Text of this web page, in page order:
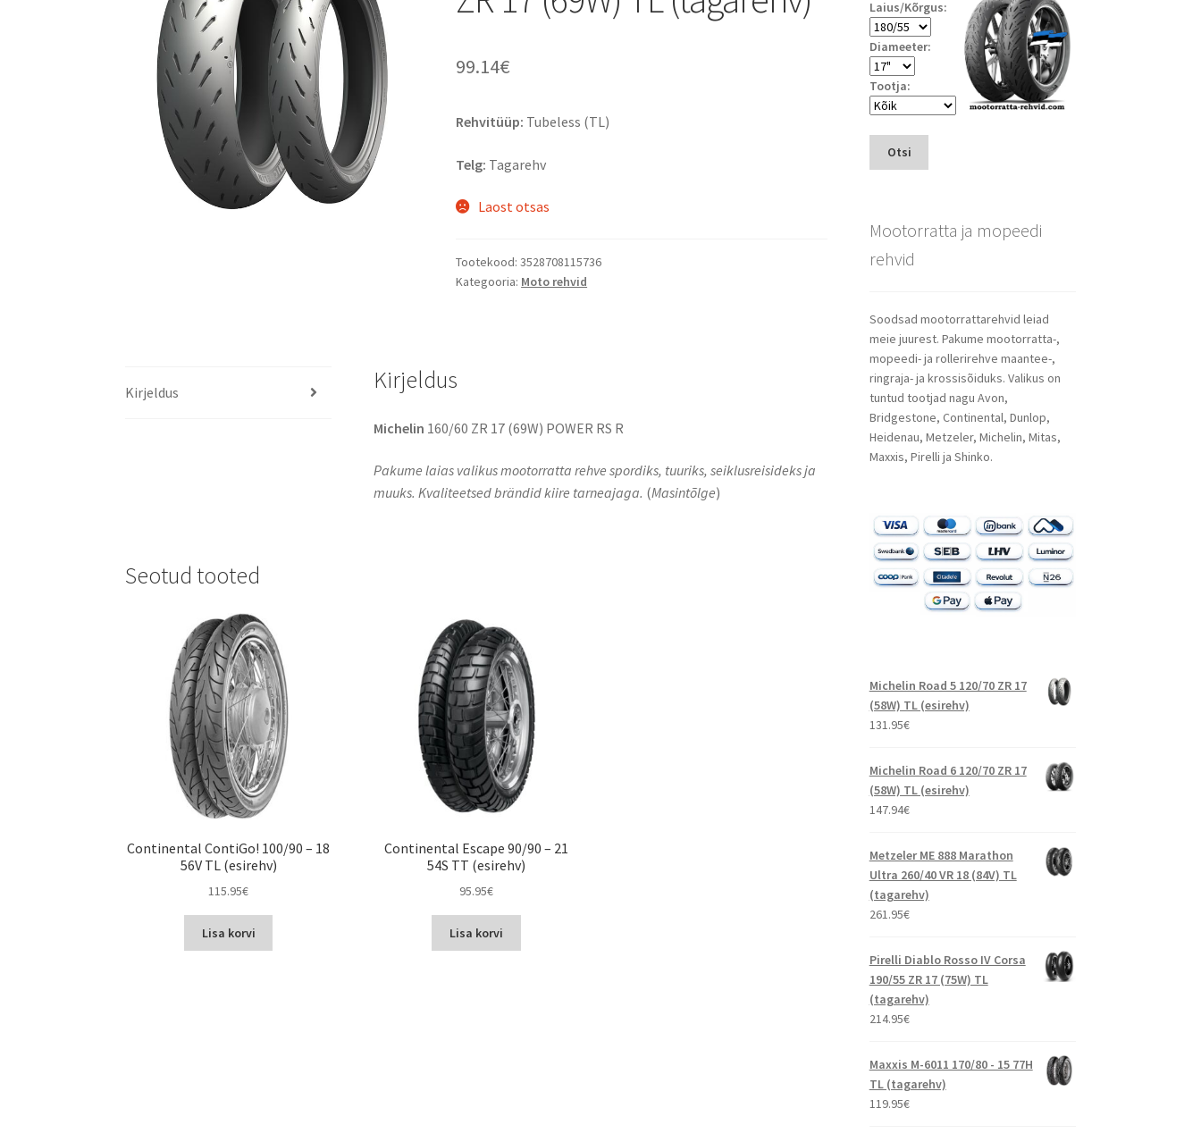
99.14€
Rehvitüüp: Tubeless (TL)
Telg: Tagarehv
Laost otsas
Tootekood:3528708115736
Kategooria: Moto rehvid
Kirjeldus Kirjeldus
Michelin 160/60 ZR 17 (69W) POWER RS R
Pakume laias valikus mootorratta rehve spordiks, tuuriks, seiklusreisideks ja
muuks. Kvaliteetsed brändid kiire tarneajaga. (Masintõlge)
Seotud tooted
Continental ContiGo! 100/90 – 18
56V TL (esirehv)
115.95€
Lisa korvi
Continental Escape 90/90 – 21
54S TT (esirehv)
95.95€
Lisa korvi
Laius/Kõrgus:
Diameeter:
Tootja:
Otsi
Mootorratta ja mopeedi
rehvid
Soodsad mootorrattarehvid leiad
meie juurest. Pakume mootorratta-,
mopeedi- ja rollerirehve maantee-,
ringraja- ja krossisõiduks. Valikus on
tuntud tootjad nagu Avon,
Bridgestone, Continental, Dunlop,
Heidenau, Metzeler, Michelin, Mitas,
Maxxis, Pirelli ja Shinko.
Michelin Road 5 120/70 ZR 17
(58W) TL (esirehv)
131.95€
Michelin Road 6 120/70 ZR 17
(58W) TL (esirehv)
147.94€
Metzeler ME 888 Marathon
Ultra 260/40 VR 18 (84V) TL
(tagarehv)
261.95€
Pirelli Diablo Rosso IV Corsa
190/55 ZR 17 (75W) TL
(tagarehv)
214.95€
Maxxis M-6011 170/80 - 15 77H
TL (tagarehv)
119.95€